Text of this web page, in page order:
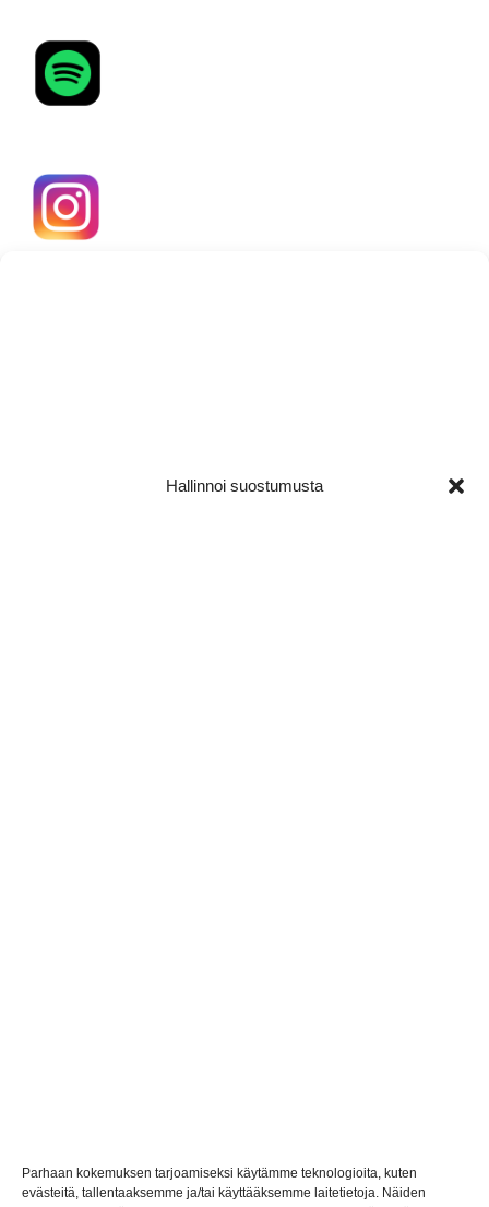
Hallinnoi suostumusta
Parhaan kokemuksen tarjoamiseksi käytämme teknologioita, kuten
evästeitä, tallentaaksemme ja/tai käyttääksemme laitetietoja. Näiden